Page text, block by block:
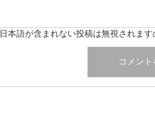
日本語が含まれない投稿は無視されま